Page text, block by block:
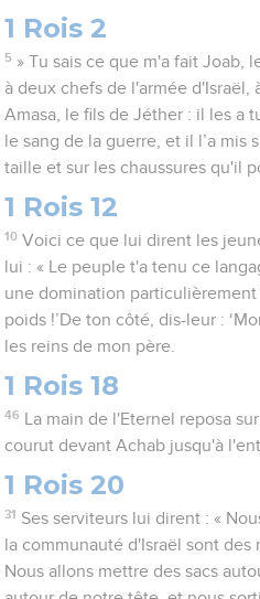
1 Rois 2
5 » Tu sais ce que m'a fait Joab,
à deux chefs de l'armée d'Israël,
Amasa, le fils de Jéther : il les a
le sang de la guerre, et il l’a
taille et sur les chaussures qu'il
1 Rois 12
10 Voici ce que lui dirent les
lui : « Le peuple t'a tenu ce
une domination
poids !’De ton côté, dis-leur :
les reins de mon père.
1 Rois 18
46
La main de l'Eternel reposa
courut devant Achab jusqu'à
1 Rois 20
31 Ses serviteurs lui dirent : «
la communauté d'Israël sont
Nous allons mettre des sacs